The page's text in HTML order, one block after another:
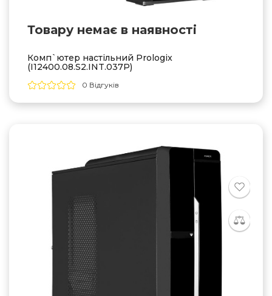
Товару немає в наявностi
Комп`ютер настільний Prologix
(I12400.08.S2.INT.037P)
0 Відгуків